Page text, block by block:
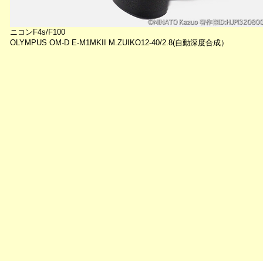
ニコンF4s/F100
OLYMPUS OM-D E-M1MKII M.ZUIKO12-40/2.8(自動深度合成）